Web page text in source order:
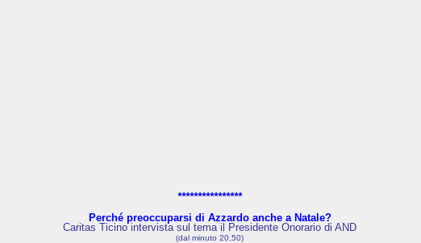
****************
Perché preoccuparsi di Azzardo anche a Natale?
Caritas Ticino intervista sul tema il Presidente Onorario di AND
(dal minuto 20,50)